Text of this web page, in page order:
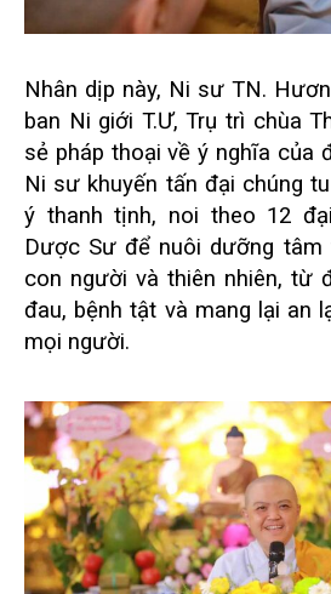
Nhân dịp này, Ni sư TN.
ban Ni giới T.Ư, Trụ trì chùa
sẻ pháp thoại về ý nghĩa của
Ni sư khuyến tấn đại chúng
ý thanh tịnh, noi theo 12
Dược Sư để nuôi dưỡng
con người và thiên nhiên, từ
đau, bệnh tật và mang lại an
mọi người.